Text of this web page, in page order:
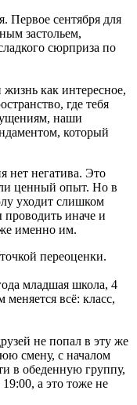
Первое сентября для
застольем,
сюрприза по
как интересное,
где тебя
наши
который
нет негатива. Это
ценный опыт. Но в
уходит слишком
иначе и
именно им.
переоценки.
младшая школа, 4
всё: класс,
не попал в эту же
смену, с началом
в обеденную группу,
а это тоже не